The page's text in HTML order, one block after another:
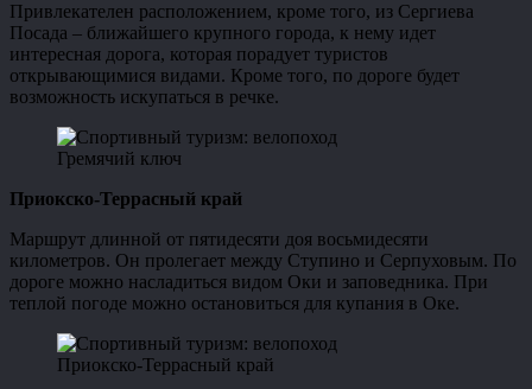
Привлекателен расположением, кроме того, из Сергиева
Посада – ближайшего крупного города, к нему идет
интересная дорога, которая порадует туристов
открывающимися видами. Кроме того, по дороге будет
возможность искупаться в речке.
Гремячий ключ
Приокско-Террасный край
Маршрут длинной от пятидесяти доя восьмидесяти
километров. Он пролегает между Ступино и Серпуховым. По
дороге можно насладиться видом Оки и заповедника. При
теплой погоде можно остановиться для купания в Оке.
Приокско-Террасный край